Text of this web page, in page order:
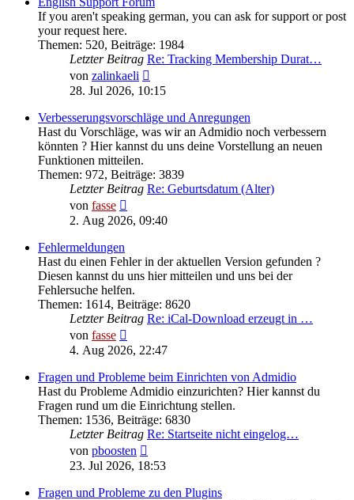
If you aren't speaking german, you can ask for support or post
your request here.
Themen: 520, Beiträge: 1984
Letzter Beitrag Re: Tracking Membership Durat…
von zalinkaeli
Beitrag
28. Jul 2026, 10:15
Verbesserungsvorschläge und Anregungen
Hast du Vorschläge, was wir an Admidio noch verbessern
könnten ? Hier kannst du uns deine Vorstellung an neuen
Funktionen mitteilen.
Themen: 972, Beiträge: 3839
Letzter Beitrag Re: Geburtsdatum (Alter)
von fasse
Beitrag
2. Aug 2026, 09:40
Fehlermeldungen
Hast du einen Fehler in der aktuellen Version gefunden ?
Diesen kannst du uns hier mitteilen und uns bei der
Fehlersuche helfen.
Themen: 1614, Beiträge: 8620
Letzter Beitrag Re: iCal-Download erzeugt in …
von fasse
Beitrag
4. Aug 2026, 22:47
Fragen und Probleme beim Einrichten von Admidio
Hast du Probleme Admidio einzurichten? Hier kannst du
Fragen rund um die Einrichtung stellen.
Themen: 1536, Beiträge: 6830
Letzter Beitrag Re: Startseite nicht eingelog…
von pboosten
Beitrag
23. Jul 2026, 18:53
Fragen und Probleme zu den Plugins